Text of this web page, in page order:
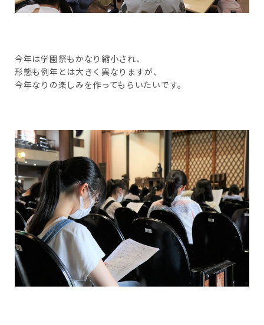
今年は学園祭もかなり縮小され、
形態も例年とは大きく異なりますが、
今年なりの楽しみを作ってもらいたいです。